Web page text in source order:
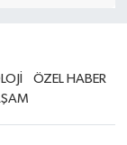
ÖZEL HABER